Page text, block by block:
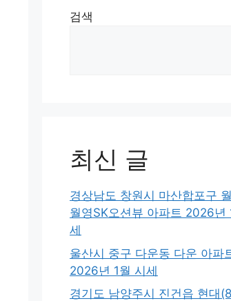
검색
최신 글
경상남도 창원시 마산합포구
월영SK오션뷰 아파트 2026년
세
울산시 중구 다운동 다운 아파
2026년 1월 시세
경기도 남양주시 진건읍 현대